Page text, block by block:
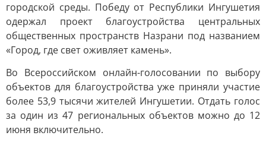
городской среды. Победу от Республики Ингушетия
одержал проект благоустройства центральных
общественных пространств Назрани под названием
«Город, где свет оживляет камень».
Во Всероссийском онлайн-голосовании по выбору
объектов для благоустройства уже приняли участие
более 53,9 тысячи жителей Ингушетии. Отдать голос
за один из 47 региональных объектов можно до 12
июня включительно.